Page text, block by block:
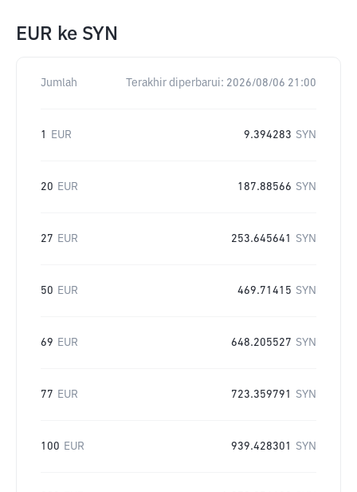
EUR ke SYN
Jumlah Terakhir diperbarui: 2026/08/06 21:00
1 EUR 9.394283 SYN
20 EUR 187.88566 SYN
27 EUR 253.645641 SYN
50 EUR 469.71415 SYN
69 EUR 648.205527 SYN
77 EUR 723.359791 SYN
100 EUR 939.428301 SYN